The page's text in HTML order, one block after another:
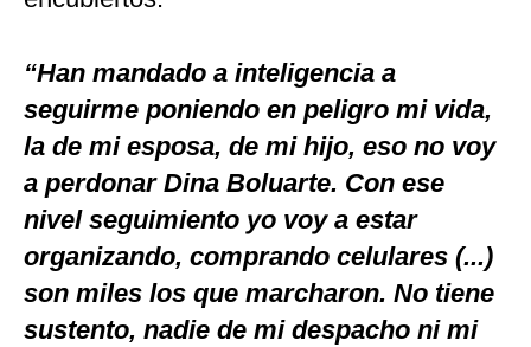
“Han mandado a inteligencia a
seguirme poniendo en peligro mi vida,
la de mi esposa, de mi hijo, eso no voy
a perdonar Dina Boluarte. Con ese
nivel seguimiento yo voy a estar
organizando, comprando celulares (...)
son miles los que marcharon. No tiene
sustento, nadie de mi despacho ni mi